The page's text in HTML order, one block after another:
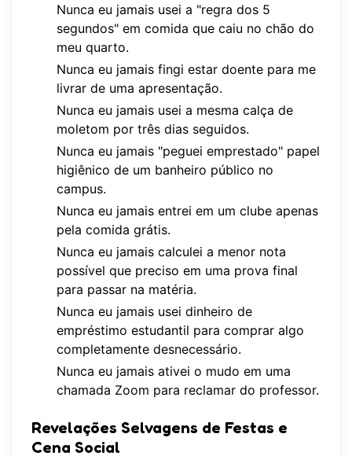
Nunca eu jamais usei a "regra dos 5
segundos" em comida que caiu no chão do
meu quarto.
Nunca eu jamais fingi estar doente para me
livrar de uma apresentação.
Nunca eu jamais usei a mesma calça de
moletom por três dias seguidos.
Nunca eu jamais "peguei emprestado" papel
higiênico de um banheiro público no
campus.
Nunca eu jamais entrei em um clube apenas
pela comida grátis.
Nunca eu jamais calculei a menor nota
possível que preciso em uma prova final
para passar na matéria.
Nunca eu jamais usei dinheiro de
empréstimo estudantil para comprar algo
completamente desnecessário.
Nunca eu jamais ativei o mudo em uma
chamada Zoom para reclamar do professor.
Revelações Selvagens de Festas e
Cena Social